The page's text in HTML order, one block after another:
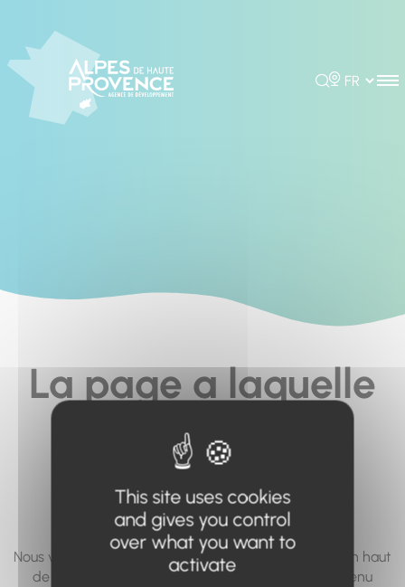
Rechercher
Choisir la
La page a laquelle
vous cherchez à
accéder n'existe
pas... ou plus.
Nous vous invitons à utiliser le moteur de recherche en haut
de page, ou à utiliser le menu pour trouver le contenu
This site uses cookies
and gives you control
over what you want to
activate